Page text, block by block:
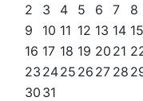
2
3 4 5 6 7
8
9
10 11 12 13 14 15
16 17 18 19 20 21
23 2425 26 27 28
30 31